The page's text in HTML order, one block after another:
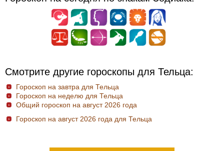
Смотрите другие гороскопы для Тельца:
Гороскоп на завтра для Тельца
Гороскоп на неделю для Тельца
Общий гороскоп на август 2026 года
Гороскоп на август 2026 года для Тельца